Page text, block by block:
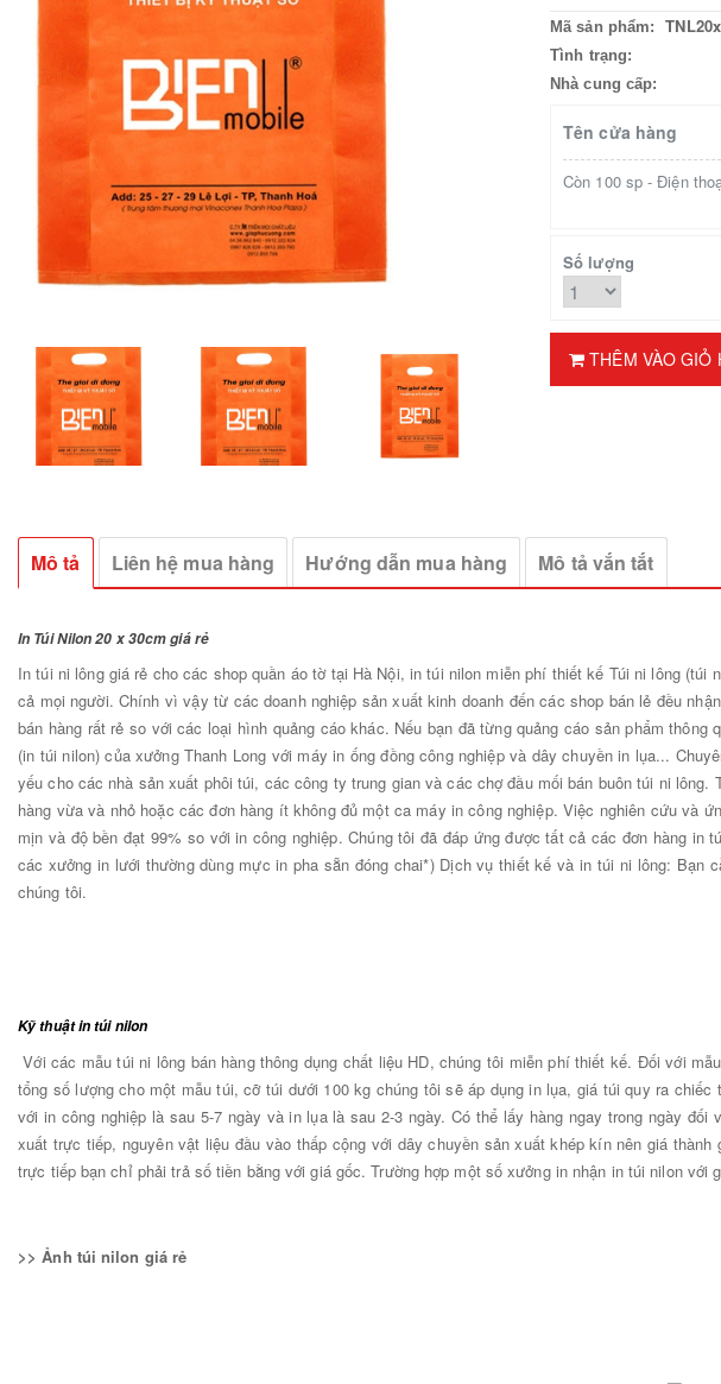
In Standee
In Kẹp Tài Liệu - Profile
Tủ Thuốc Y Tế
Mã sản phẩm:
Tình trạng:
Nhà cung cấp:
Tên cửa hàng
Còn 100 sp - Điện
Số lượng
THÊM VÀO GIỎ
Mô tả Liên hệ mua hàng Hướng dẫn mua hàng Mô tả vắn tắt
In Túi Nilon 20 x 30cm giá rẻ
In túi ni lông giá rẻ cho các shop quần áo tờ tại Hà Nội, in túi nilon miễn phí thiết kế Túi ni lông
cả mọi người. Chính vì vậy từ các doanh nghiệp sản xuất kinh doanh đến các shop bán lẻ đều
bán hàng rất rẻ so với các loại hình quảng cáo khác. Nếu bạn đã từng quảng cáo sản phẩm
(in túi nilon) của xưởng Thanh Long với máy in ống đồng công nghiệp và dây chuyền in lụa...
yếu cho các nhà sản xuất phôi túi, các công ty trung gian và các chợ đầu mối bán buôn túi ni
hàng vừa và nhỏ hoặc các đơn hàng ít không đủ một ca máy in công nghiệp. Việc nghiên cứu và
mịn và độ bền đạt 99% so với in công nghiệp. Chúng tôi đã đáp ứng được tất cả các đơn hàng
các xưởng in lưới thường dùng mực in pha sẵn đóng chai*) Dịch vụ thiết kế và in túi ni lông:
chúng tôi.
Kỹ thuật in túi nilon
Với các mẫu túi ni lông bán hàng thông dụng chất liệu HD, chúng tôi miễn phí thiết kế. Đối với
tổng số lượng cho một mẫu túi, cỡ túi dưới 100 kg chúng tôi sẽ áp dụng in lụa, giá túi quy ra
với in công nghiệp là sau 5-7 ngày và in lụa là sau 2-3 ngày. Có thể lấy hàng ngay trong ngày
xuất trực tiếp, nguyên vật liệu đầu vào thấp cộng với dây chuyền sản xuất khép kín nên giá
trực tiếp bạn chỉ phải trả số tiền bằng với giá gốc. Trường hợp một số xưởng in nhận in túi nilon
>> Ảnh túi nilon giá rẻ